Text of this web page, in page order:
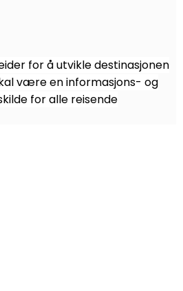
for å utvikle destinasjonen
være en informasjons- og
for alle reisende